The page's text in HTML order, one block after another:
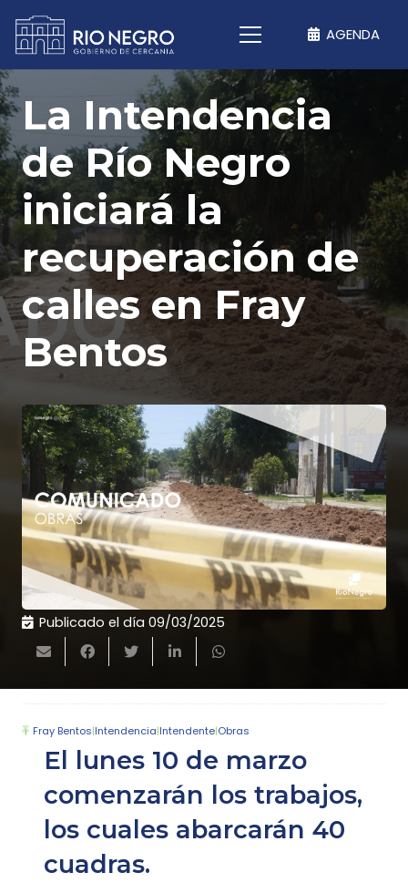
AGENDA
La Intendencia
de Río Negro
iniciará la
recuperación de
calles en Fray
Bentos
Publicado el día 09/03/2025
Fray Bentos|Intendencia|Intendente|Obras
El lunes 10 de marzo
comenzarán los trabajos,
los cuales abarcarán 40
cuadras.